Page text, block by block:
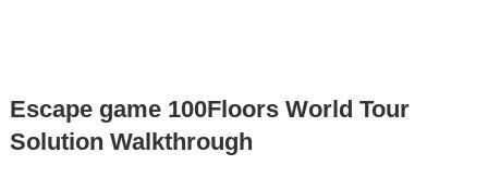
Escape game 100Floors World Tour
Solution Walkthrough